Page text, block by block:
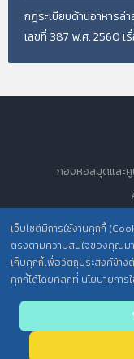
กฎระเบียบด้านอาหารล่
เลขที่ 387 พ.ศ. 2560 เ
เว็บไซต์มีการใช้งานคุกกี้
ตรงตามความสนใจของคุณม
เก็บคุกกี้เพื่อวัตถุประสงค์ข้า
คุกกี้ได้โดยคลิกที่ นโยบายการ
กองหอสมุดและศู
นโยบาย
ประกาศความเป็นส่วนตั